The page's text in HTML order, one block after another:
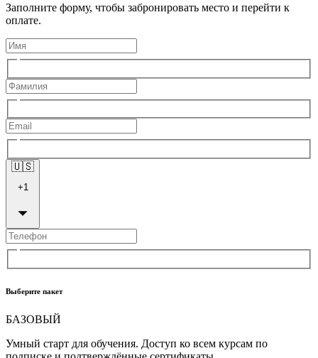
Заполните форму, чтобы забронировать место и перейти к
оплате.
🇺🇸
+1
Выберите пакет
БАЗОВЫЙ
Умный старт для обучения. Доступ ко всем курсам по